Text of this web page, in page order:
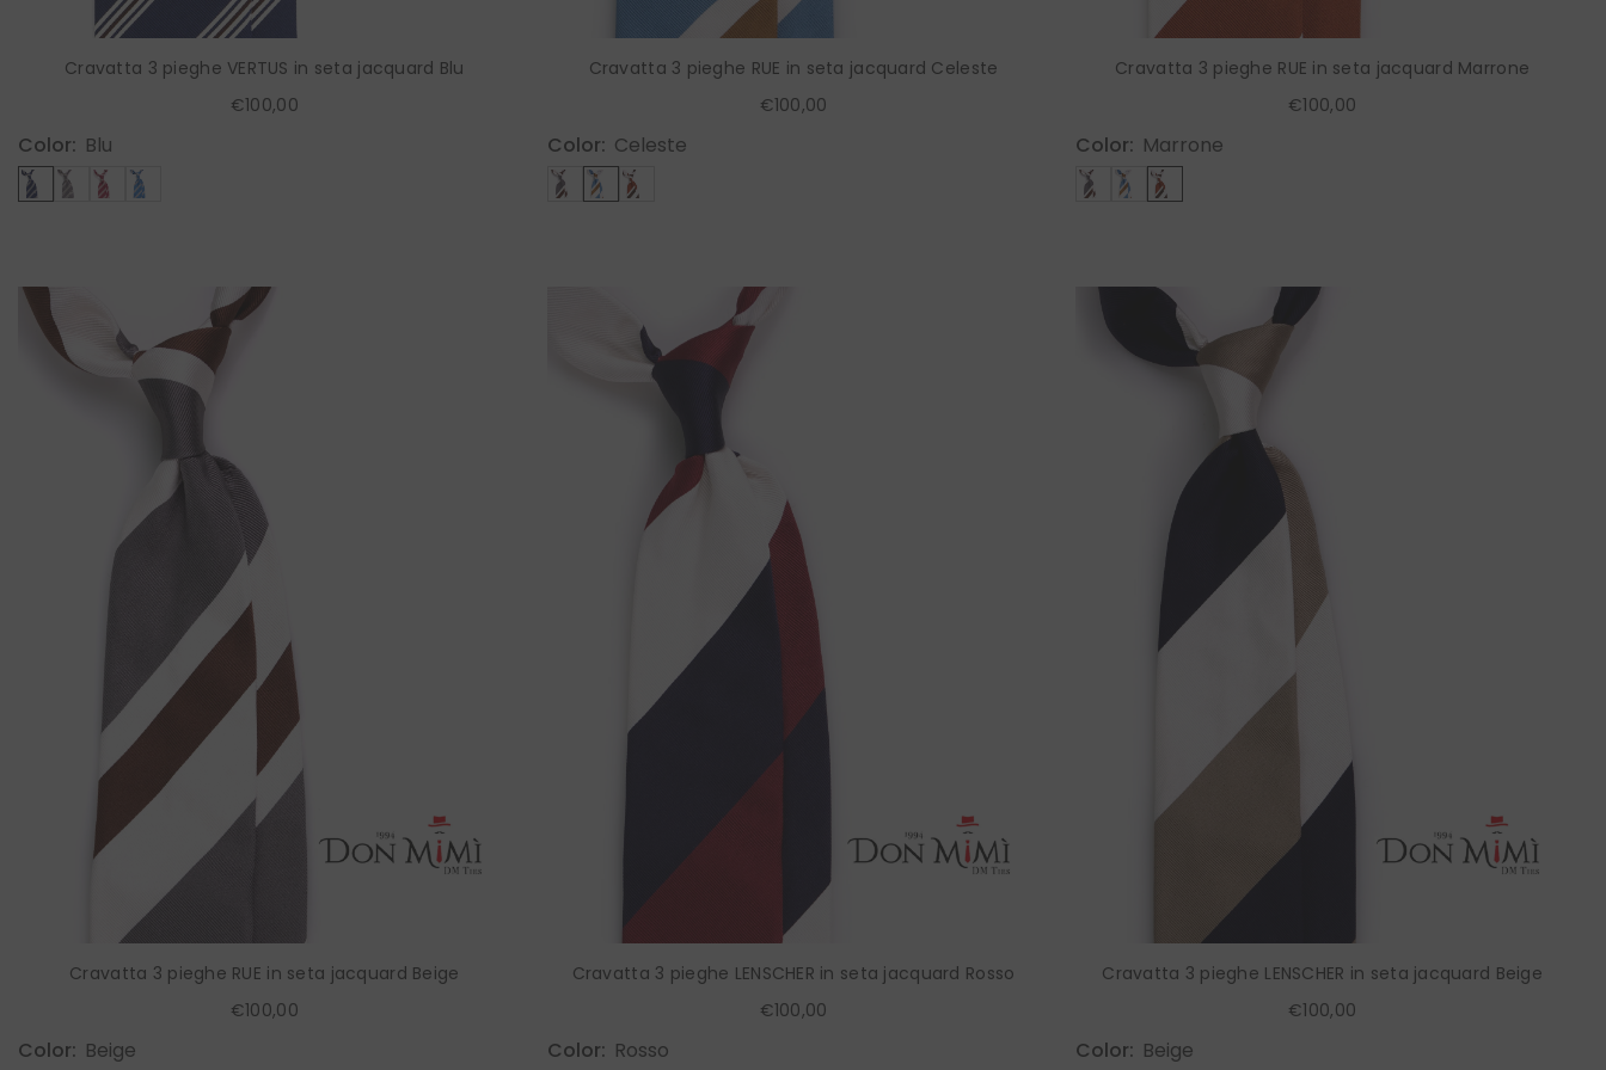
Cravatta 3 pieghe VERTUS in seta jacquard Blu
€100,00
Color: Blu
Cravatta 3 pieghe RUE in seta jacquard Celeste
€100,00
Color: Celeste
Cravatta 3 pieghe RUE in seta jacquard Marrone
€100,00
Color: Marrone
Cravatta 3 pieghe RUE in seta jacquard Beige
€100,00
Color: Beige
Cravatta 3 pieghe LENSCHER in seta jacquard Rosso
€100,00
Color: Rosso
Cravatta 3 pieghe LENSCHER in seta jacquard Beige
€100,00
Color: Beige